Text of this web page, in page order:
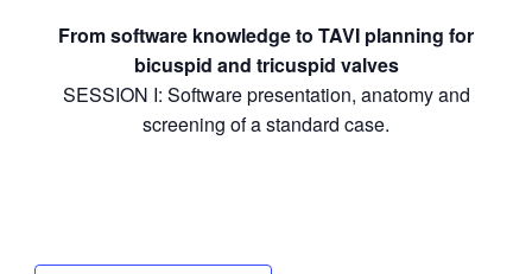
From software knowledge to TAVI planning for
bicuspid and tricuspid valves
SESSION I: Software presentation, anatomy and
screening of a standard case.